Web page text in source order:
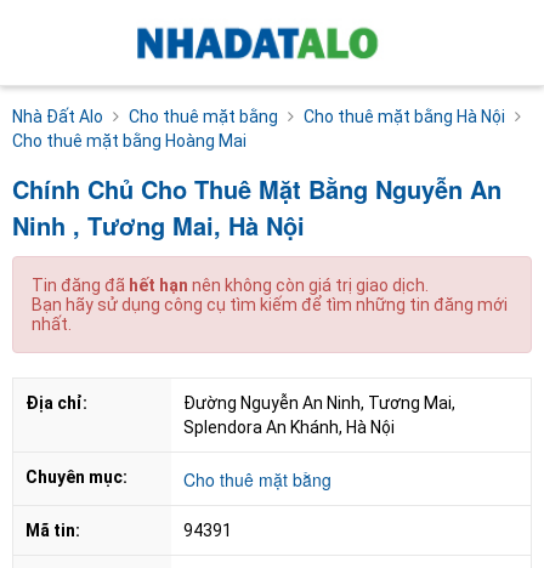
Nhà Đất Alo Cho thuê mặt bằng
Cho thuê mặt bằng Hà Nội
Cho thuê mặt bằng Hoàng Mai
Chính Chủ Cho Thuê Mặt Bằng Nguyễn An
Ninh , Tương Mai, Hà Nội
Tin đăng đã hết hạn nên không còn giá trị giao dịch.
Bạn hãy sử dụng công cụ tìm kiếm để tìm những tin đăng mới
nhất.
Địa chỉ:
Đường Nguyễn An Ninh, Tương Mai,
Splendora An Khánh, Hà Nội
Chuyên mục: Cho thuê mặt bằng
Mã tin: 94391